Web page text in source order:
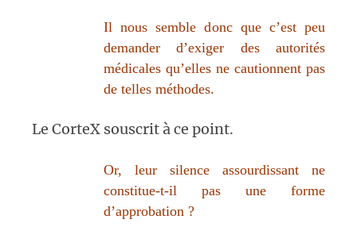
Il nous semble donc que c’est peu
demander d’exiger des autorités
médicales qu’elles ne cautionnent pas
de telles méthodes.
Le CorteX souscrit à ce point.
Or, leur silence assourdissant ne
constitue-t-il pas une forme
d’approbation ?